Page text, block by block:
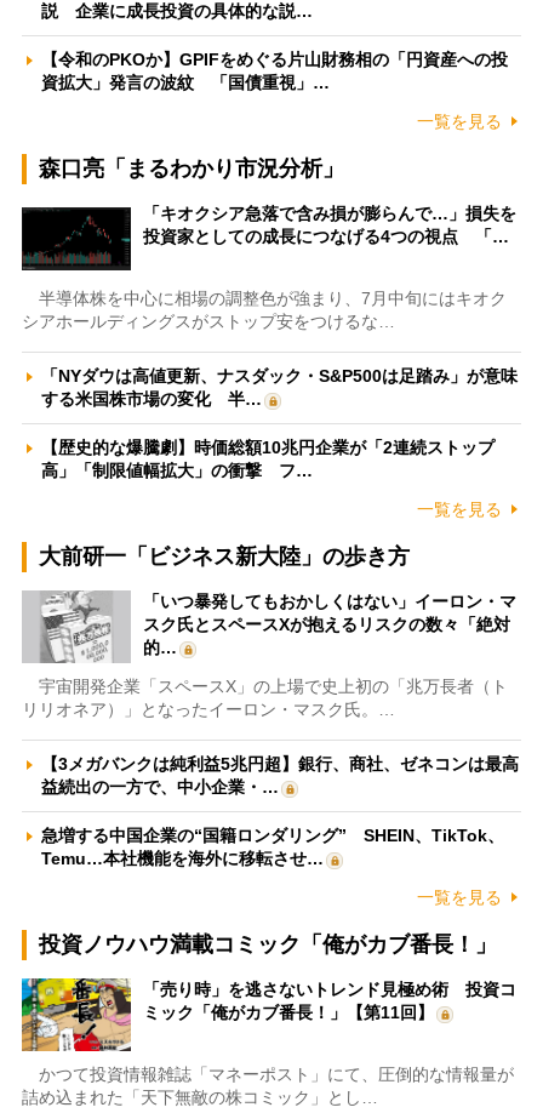
説 企業に成長投資の具体的な説…
【令和のPKOか】GPIFをめぐる片山財務相の「円資産への投
資拡大」発言の波紋 「国債重視」…
一覧を見る
森口亮「まるわかり市況分析」
「キオクシア急落で含み損が膨らんで…」損失を
投資家としての成長につなげる4つの視点 「…
半導体株を中心に相場の調整色が強まり、7月中旬にはキオク
シアホールディングスがストップ安をつけるな…
「NYダウは高値更新、ナスダック・S&P500は足踏み」が意味
する米国株市場の変化 半…
【歴史的な爆騰劇】時価総額10兆円企業が「2連続ストップ
高」「制限値幅拡大」の衝撃 フ…
一覧を見る
大前研一「ビジネス新大陸」の歩き方
「いつ暴発してもおかしくはない」イーロン・マ
スク氏とスペースXが抱えるリスクの数々「絶対
的…
宇宙開発企業「スペースX」の上場で史上初の「兆万長者（ト
リリオネア）」となったイーロン・マスク氏。…
【3メガバンクは純利益5兆円超】銀行、商社、ゼネコンは最高
益続出の一方で、中小企業・…
急増する中国企業の“国籍ロンダリング” SHEIN、TikTok、
Temu…本社機能を海外に移転させ…
一覧を見る
投資ノウハウ満載コミック「俺がカブ番長！」
「売り時」を逃さないトレンド見極め術 投資コ
ミック「俺がカブ番長！」【第11回】
かつて投資情報雑誌「マネーポスト」にて、圧倒的な情報量が
詰め込まれた「天下無敵の株コミック」とし…